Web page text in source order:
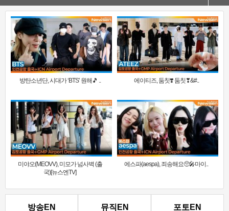
방탄소년단, 시대가 ‘BTS’ 원해🎵 .. 에이티즈, 둠칫❣️ 둠칫❣&#..
미야오(MEOVV), 미모가 넘사벽 (출
국)[뉴스엔TV]
에스파(aespa), 죄송해요🥺🎤마이..
방송EN 뮤직EN 포토EN